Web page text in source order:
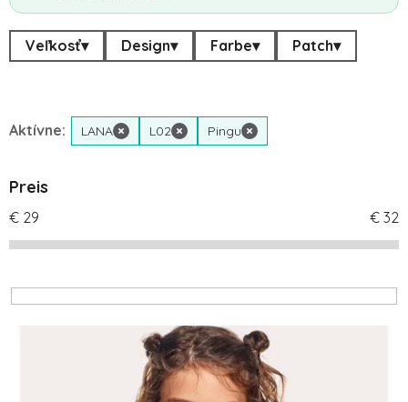
Veľkosť▾ Design▾ Farbe▾ Patch▾
Aktívne: LANA × L02 × Pingu ×
Preis
€ 29 € 32
Liste der Produkte